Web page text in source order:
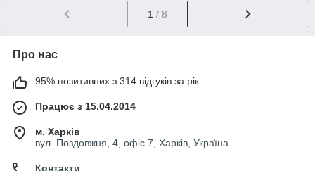
1 / 8
Про нас
95% позитивних з 314 відгуків за рік
Працює з 15.04.2014
м. Харків
вул. Поздовжня, 4, офіс 7, Харків, Україна
Контакти